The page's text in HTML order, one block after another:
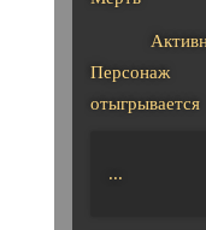
Персонаж
отыгрывается
...